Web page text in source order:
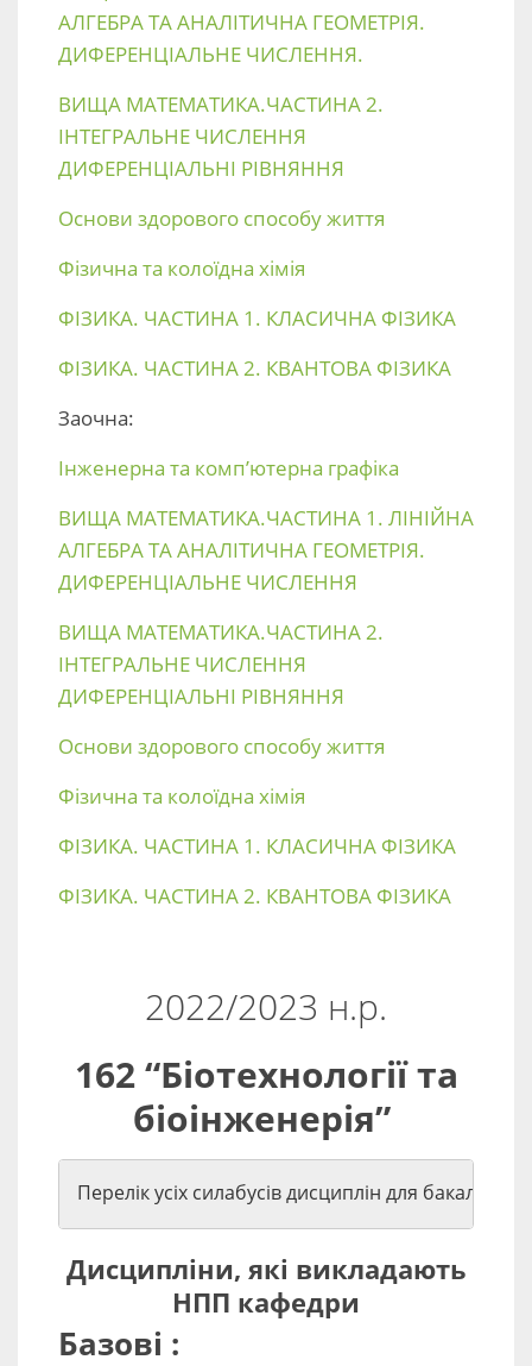
АЛГЕБРА ТА АНАЛІТИЧНА ГЕОМЕТРІЯ.
ДИФЕРЕНЦІАЛЬНЕ ЧИСЛЕННЯ.
ВИЩА МАТЕМАТИКА.ЧАСТИНА 2.
ІНТЕГРАЛЬНЕ ЧИСЛЕННЯ
ДИФЕРЕНЦІАЛЬНІ РІВНЯННЯ
Основи здорового способу життя
Фізична та колоїдна хімія
ФІЗИКА. ЧАСТИНА 1. КЛАСИЧНА ФІЗИКА
ФІЗИКА. ЧАСТИНА 2. КВАНТОВА ФІЗИКА
Заочна:
Інженерна та комп’ютерна графіка
ВИЩА МАТЕМАТИКА.ЧАСТИНА 1. ЛІНІЙНА
АЛГЕБРА ТА АНАЛІТИЧНА ГЕОМЕТРІЯ.
ДИФЕРЕНЦІАЛЬНЕ ЧИСЛЕННЯ
ВИЩА МАТЕМАТИКА.ЧАСТИНА 2.
ІНТЕГРАЛЬНЕ ЧИСЛЕННЯ
ДИФЕРЕНЦІАЛЬНІ РІВНЯННЯ
Основи здорового способу життя
Фізична та колоїдна хімія
ФІЗИКА. ЧАСТИНА 1. КЛАСИЧНА ФІЗИКА
ФІЗИКА. ЧАСТИНА 2. КВАНТОВА ФІЗИКА
2022/2023 н.р.
162 “Біотехнології та
біоінженерія”
Перелік усіх силабусів дисциплін для
Дисципліни, які викладають
НПП кафедри
Базові :